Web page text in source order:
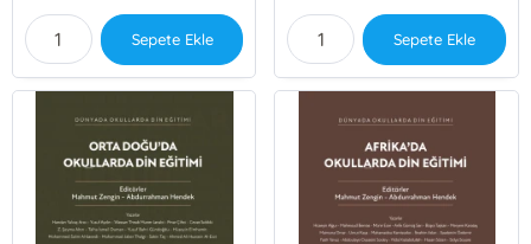
Sepete Ekle Sepete Ekle